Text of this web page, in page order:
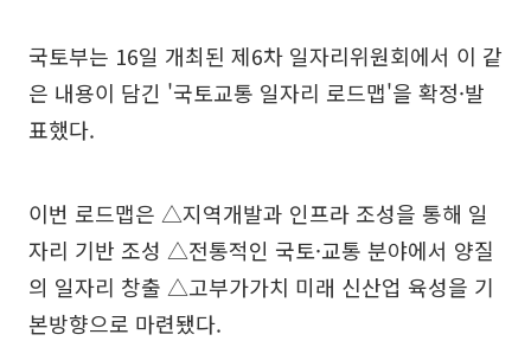
국토부는 16일 개최된 제6차 일자리위원회에서 이 같
은 내용이 담긴 '국토교통 일자리 로드맵'을 확정·발
표했다.
이번 로드맵은 △지역개발과 인프라 조성을 통해 일
자리 기반 조성 △전통적인 국토·교통 분야에서 양질
의 일자리 창출 △고부가가치 미래 신산업 육성을 기
본방향으로 마련됐다.